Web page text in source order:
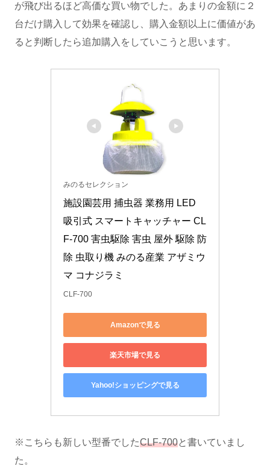
が飛び出るほど高価な買い物でした。あまりの金額に２
台だけ購入して効果を確認し、購入金額以上に価値があ
ると判断したら追加購入をしていこうと思います。
みのるセレクション
施設園芸用 捕虫器 業務用 LED
吸引式 スマートキャッチャー CL
F-700 害虫駆除 害虫 屋外 駆除 防
除 虫取り機 みのる産業 アザミウ
マ コナジラミ
CLF-700
Amazonで見る
楽天市場で見る
Yahoo!ショッピングで見る
※こちらも新しい型番でしたCLF-700と書いていまし
た。